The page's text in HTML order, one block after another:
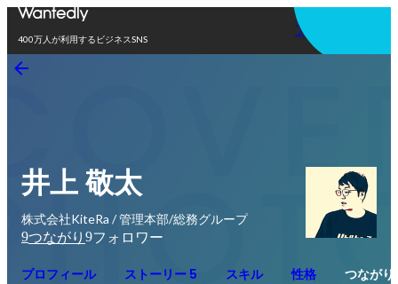
400万人が利用するビジネスSNS
アプリを使う
井上 敬太
株式会社KiteRa / 管理本部/総務グループ
9つながり 9フォロワー
プロフィール ストーリー 5 スキル 性格 つながり